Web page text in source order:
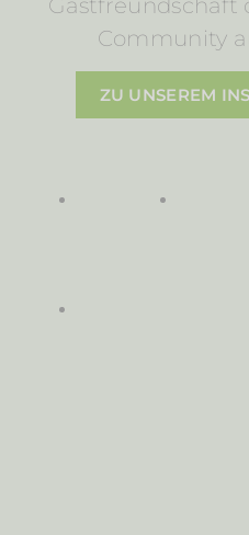
Gastfreundschaft
Community
ZU UNSEREM